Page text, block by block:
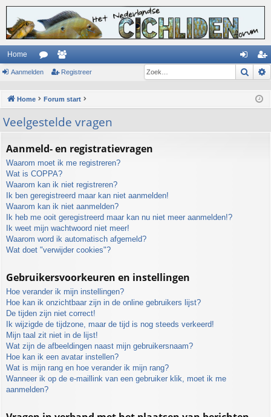
Home
or
m
s
ed an
el
eg
re
Aanmelden Registreer Zoek
Home Forum start
Veelgestelde vragen
Aanmeld- en registratievragen
Waarom moet ik me registreren?
Wat is COPPA?
Waarom kan ik niet registreren?
Ik ben geregistreerd maar kan niet aanmelden!
Waarom kan ik niet aanmelden?
Ik heb me ooit geregistreerd maar kan nu niet meer aanmelden!?
Ik weet mijn wachtwoord niet meer!
Waarom word ik automatisch afgemeld?
Wat doet "verwijder cookies"?
Gebruikersvoorkeuren en instellingen
Hoe verander ik mijn instellingen?
Hoe kan ik onzichtbaar zijn in de online gebruikers lijst?
De tijden zijn niet correct!
Ik wijzigde de tijdzone, maar de tijd is nog steeds verkeerd!
Mijn taal zit niet in de lijst!
Wat zijn de afbeeldingen naast mijn gebruikersnaam?
Hoe kan ik een avatar instellen?
Wat is mijn rang en hoe verander ik mijn rang?
Wanneer ik op de e-maillink van een gebruiker klik, moet ik me
aanmelden?